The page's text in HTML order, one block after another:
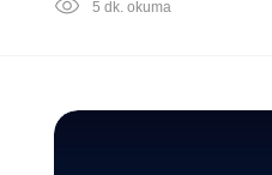
5 dk. okuma